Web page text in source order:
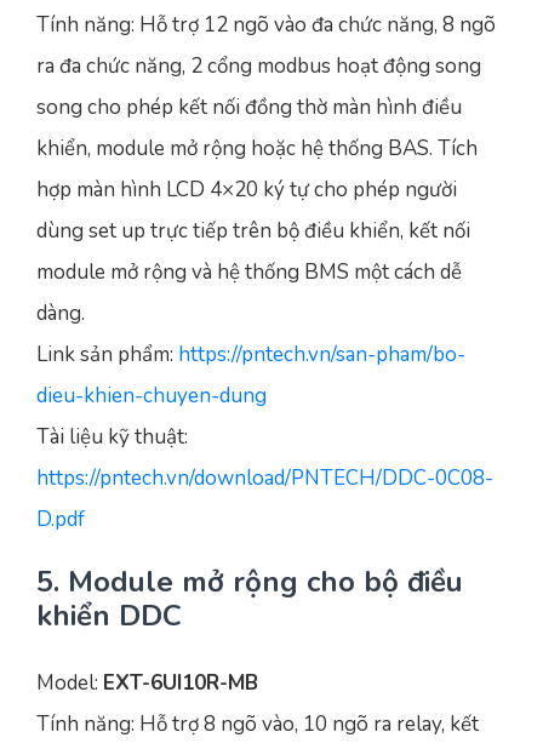
Tính năng: Hỗ trợ 12 ngõ vào đa chức năng, 8 ngõ
ra đa chức năng, 2 cổng modbus hoạt động song
song cho phép kết nối đồng thờ màn hình điều
khiển, module mở rộng hoặc hệ thống BAS. Tích
hợp màn hình LCD 4×20 ký tự cho phép người
dùng set up trực tiếp trên bộ điều khiển, kết nối
module mở rộng và hệ thống BMS một cách dễ
dàng.
Link sản phẩm: https://pntech.vn/san-pham/bo-
dieu-khien-chuyen-dung
Tài liệu kỹ thuật:
https://pntech.vn/download/PNTECH/DDC-0C08-
D.pdf
5. Module mở rộng cho bộ điều
khiển DDC
Model: EXT-6UI10R-MB
Tính năng: Hỗ trợ 8 ngõ vào, 10 ngõ ra relay, kết